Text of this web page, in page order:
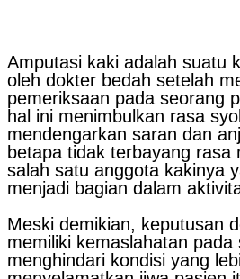
Amputasi kaki adalah suatu
oleh dokter bedah setelah
pemeriksaan pada seorang
hal ini menimbulkan rasa
mendengarkan saran dan
betapa tidak terbayang rasa
salah satu anggota kakinya
menjadi bagian dalam
Meski demikian, keputusan
memiliki kemaslahatan
menghindari kondisi yang